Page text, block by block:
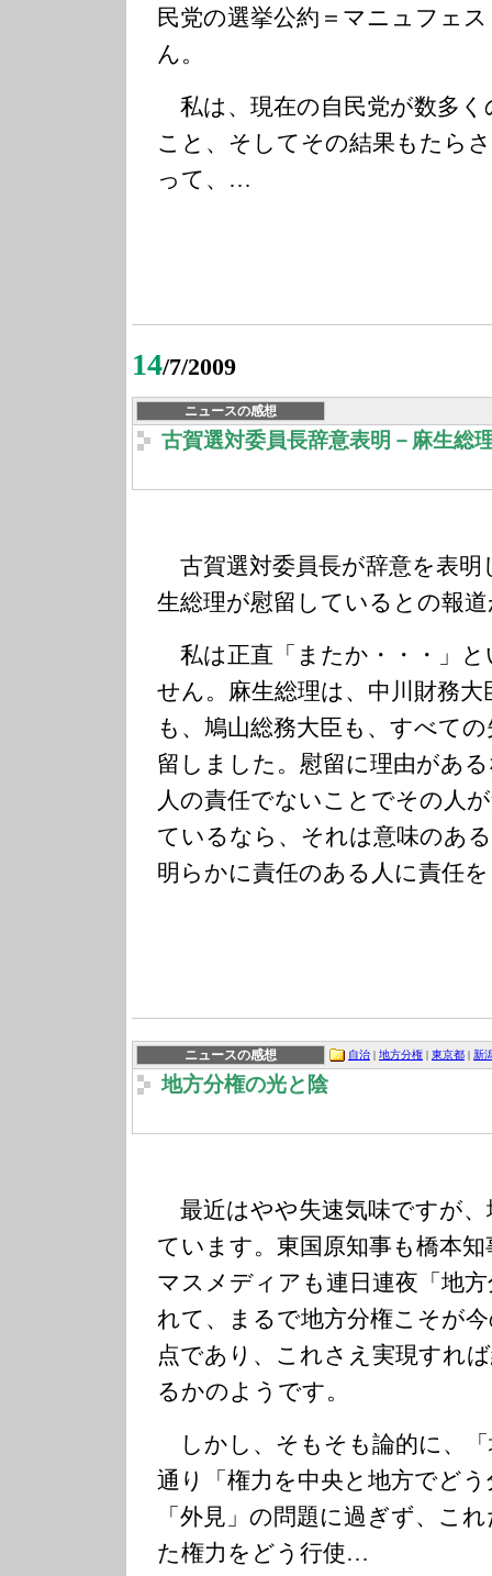
民党の選挙公約＝マニュフェ
ん。
私は、現在の自民党が数多く
こと、そしてその結果もたら
って、…
14/7/2009
ニュースの感想
古賀選対委員長辞意表明－麻生総
古賀選対委員長が辞意を表明
生総理が慰留しているとの報
私は正直「またか・・・」と
せん。麻生総理は、中川財務大
も、鳩山総務大臣も、すべて
留しました。慰留に理由があ
人の責任でないことでその人
ているなら、それは意味のあ
明らかに責任のある人に責任
ニュースの感想 自治 | 地方分権 | 東京都 | 新
地方分権の光と陰
最近はやや失速気味ですが、
ています。東国原知事も橋本
マスメディアも連日連夜「地
れて、まるで地方分権こそが
点であり、これさえ実現すれ
るかのようです。
しかし、そもそも論的に、「
通り「権力を中央と地方でど
「外見」の問題に過ぎず、こ
た権力をどう行使…